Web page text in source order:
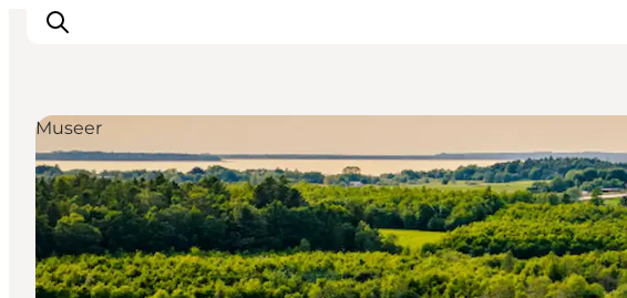
Highlights
Oplev
Det Sker
Overnatning
Museer